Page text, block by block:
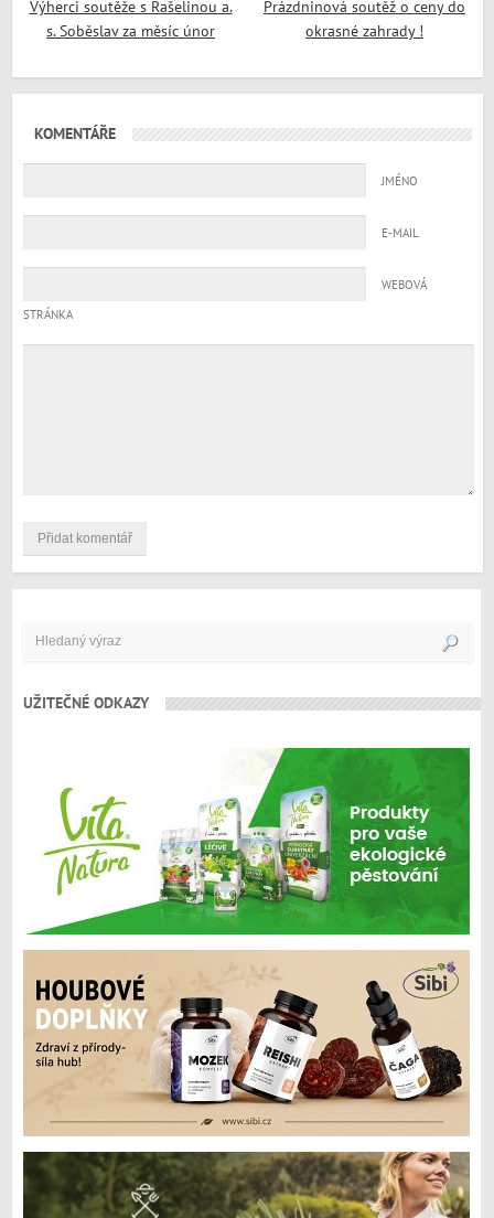
Výherci soutěže s Rašelinou a.
s. Soběslav za měsíc únor
Prázdninová soutěž o ceny do
okrasné zahrady !
KOMENTÁŘE
JMÉNO
E-MAIL
WEBOVÁ
STRÁNKA
UŽITEČNÉ ODKAZY